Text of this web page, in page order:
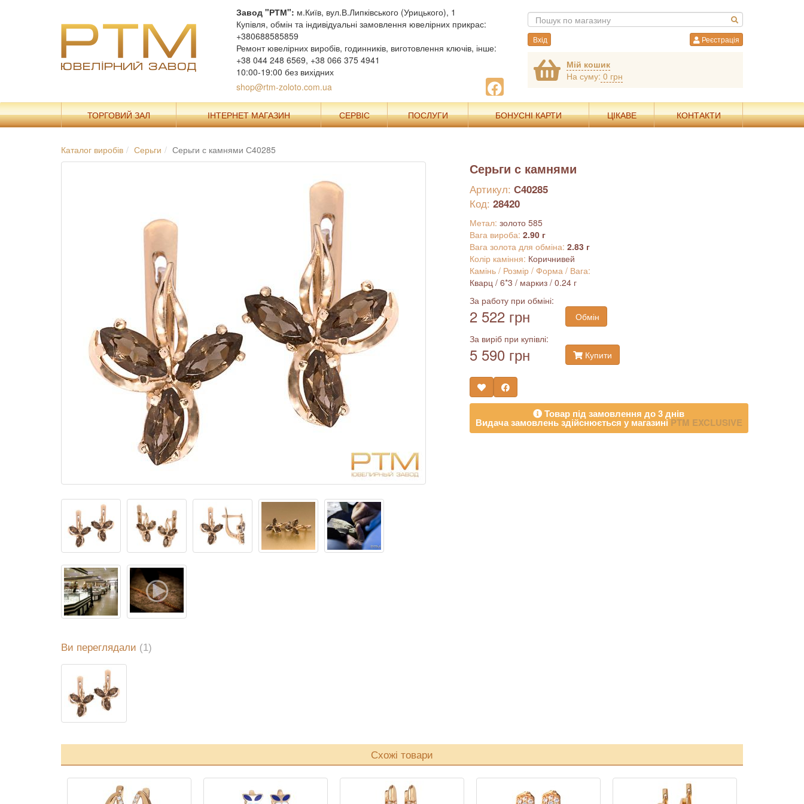
Завод "РТМ": м.Київ, вул.В.Липківського (Урицького), 1
Купівля, обмін та індивідуальні замовлення ювелірних прикрас:
+380688585859
Ремонт ювелірних виробів, годинників, виготовлення ключів, інше:
+38 044 248 6569, +38 066 375 4941
10:00-19:00 без вихідних
shop@rtm-zoloto.com.ua
Вхід Реєстрація
Мій кошик
На суму: 0 грн
ТОРГОВИЙ ЗАЛ ІНТЕРНЕТ МАГАЗИН СЕРВІС ПОСЛУГИ БОНУСНІ КАРТИ ЦІКАВЕ КОНТАКТИ
Каталог виробів Серьги Серьги с камнями С40285
Серьги с камнями
Артикул: С40285
Код: 28420
Метал: золото 585
Вага вироба: 2.90 г
Вага золота для обміна: 2.83 г
Колір каміння: Коричнивей
Камінь / Розмір / Форма / Вага:
Кварц / 6*3 / маркиз / 0.24 г
За работу при обміні:
2 522 грн
Обмін
За виріб при купівлі:
5 590 грн Купити
Товар під замовлення до 3 днів
Видача замовлень здійснюється у магазиніPTM EXCLUSIVE
Ви переглядали (1)
Схожі товари